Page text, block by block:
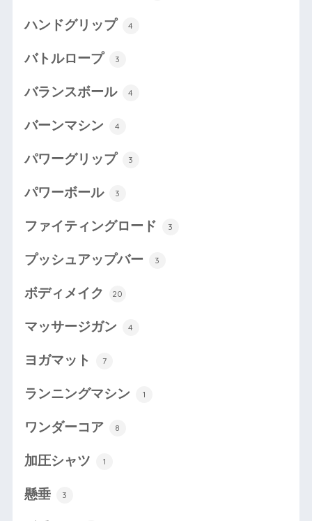
ハンドグリップ 4
バトルロープ 3
バランスボール 4
バーンマシン 4
パワーグリップ 3
パワーボール 3
ファイティングロード 3
プッシュアップバー 3
ボディメイク 20
マッサージガン 4
ヨガマット 7
ランニングマシン 1
ワンダーコア 8
加圧シャツ 1
懸垂 3